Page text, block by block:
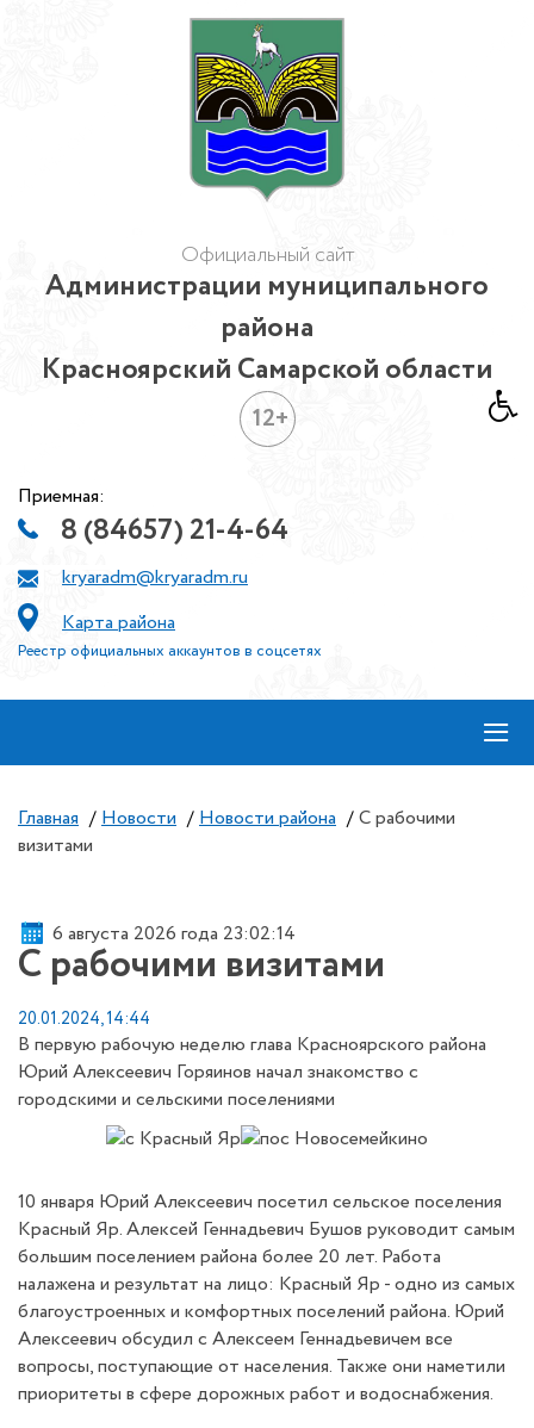
Официальный сайт
Администрации муниципального
района
Красноярский Самарской области
12+
Приемная:
8 (84657) 21-4-64
kryaradm@kryaradm.ru
Карта района
Реестр официальных аккаунтов в соцсетях
≡
Главная / Новости / Новости района / С рабочими
визитами
6 августа 2026 года 23:02:14
С рабочими визитами
20.01.2024, 14:44
В первую рабочую неделю глава Красноярского района
Юрий Алексеевич Горяинов начал знакомство с
городскими и сельскими поселениями
10 января Юрий Алексеевич посетил сельское поселения
Красный Яр. Алексей Геннадьевич Бушов руководит самым
большим поселением района более 20 лет. Работа
налажена и результат на лицо: Красный Яр - одно из самых
благоустроенных и комфортных поселений района. Юрий
Алексеевич обсудил с Алексеем Геннадьевичем все
вопросы, поступающие от населения. Также они наметили
приоритеты в сфере дорожных работ и водоснабжения.